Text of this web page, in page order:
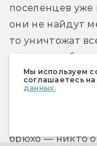
Мы используем
соглашаетесь на
данных.
поселенцев уже
они не найдут
то уничтожат
всех, кто тебе
имущество.
думаешь,
брюхо — никто